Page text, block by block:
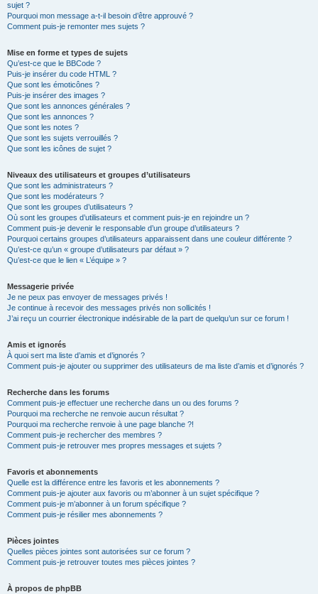
sujet ?
Pourquoi mon message a-t-il besoin d’être approuvé ?
Comment puis-je remonter mes sujets ?
Mise en forme et types de sujets
Qu’est-ce que le BBCode ?
Puis-je insérer du code HTML ?
Que sont les émoticônes ?
Puis-je insérer des images ?
Que sont les annonces générales ?
Que sont les annonces ?
Que sont les notes ?
Que sont les sujets verrouillés ?
Que sont les icônes de sujet ?
Niveaux des utilisateurs et groupes d’utilisateurs
Que sont les administrateurs ?
Que sont les modérateurs ?
Que sont les groupes d’utilisateurs ?
Où sont les groupes d’utilisateurs et comment puis-je en rejoindre un ?
Comment puis-je devenir le responsable d’un groupe d’utilisateurs ?
Pourquoi certains groupes d’utilisateurs apparaissent dans une couleur différente ?
Qu’est-ce qu’un « groupe d’utilisateurs par défaut » ?
Qu’est-ce que le lien « L’équipe » ?
Messagerie privée
Je ne peux pas envoyer de messages privés !
Je continue à recevoir des messages privés non sollicités !
J’ai reçu un courrier électronique indésirable de la part de quelqu’un sur ce forum !
Amis et ignorés
À quoi sert ma liste d’amis et d’ignorés ?
Comment puis-je ajouter ou supprimer des utilisateurs de ma liste d’amis et d’ignorés ?
Recherche dans les forums
Comment puis-je effectuer une recherche dans un ou des forums ?
Pourquoi ma recherche ne renvoie aucun résultat ?
Pourquoi ma recherche renvoie à une page blanche ?!
Comment puis-je rechercher des membres ?
Comment puis-je retrouver mes propres messages et sujets ?
Favoris et abonnements
Quelle est la différence entre les favoris et les abonnements ?
Comment puis-je ajouter aux favoris ou m’abonner à un sujet spécifique ?
Comment puis-je m’abonner à un forum spécifique ?
Comment puis-je résilier mes abonnements ?
Pièces jointes
Quelles pièces jointes sont autorisées sur ce forum ?
Comment puis-je retrouver toutes mes pièces jointes ?
À propos de phpBB